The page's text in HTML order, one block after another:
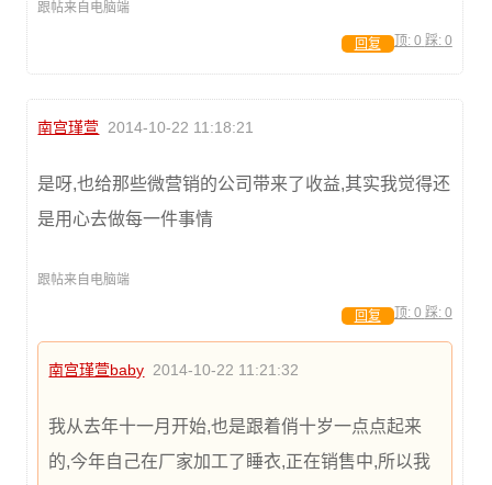
跟帖来自电脑端
顶: 0 踩: 0
回复
南宫瑾萱 2014-10-22 11:18:21
是呀,也给那些微营销的公司带来了收益,其实我觉得还
是用心去做每一件事情
跟帖来自电脑端
顶: 0 踩: 0
回复
南宫瑾萱baby 2014-10-22 11:21:32
我从去年十一月开始,也是跟着俏十岁一点点起来
的,今年自己在厂家加工了睡衣,正在销售中,所以我